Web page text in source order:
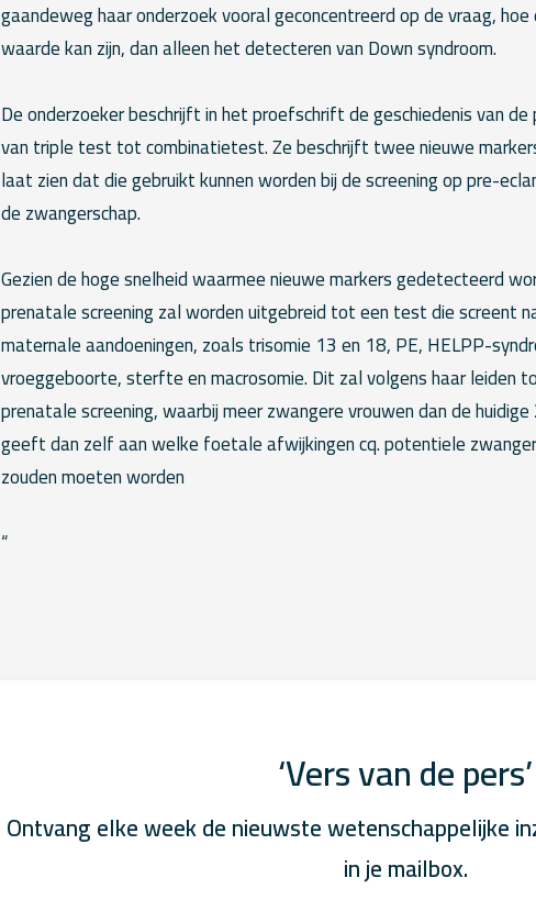
gaandeweg haar onderzoek vooral geconcentreerd op de vraag,
waarde kan zijn, dan alleen het detecteren van Down syndroom.
De onderzoeker beschrijft in het proefschrift de geschiedenis van
van triple test tot combinatietest. Ze beschrijft twee nieuwe
laat zien dat die gebruikt kunnen worden bij de screening op pre-
de zwangerschap.
Gezien de hoge snelheid waarmee nieuwe markers gedetecteerd
prenatale screening zal worden uitgebreid tot een test die screent
maternale aandoeningen, zoals trisomie 13 en 18, PE, HELPP-
vroeggeboorte, sterfte en macrosomie. Dit zal volgens haar leiden
prenatale screening, waarbij meer zwangere vrouwen dan de
geeft dan zelf aan welke foetale afwijkingen cq. potentiele
zouden moeten worden
“
‘Vers van de pers’
Ontvang elke week de nieuwste wetenschappelijke
in je mailbox.